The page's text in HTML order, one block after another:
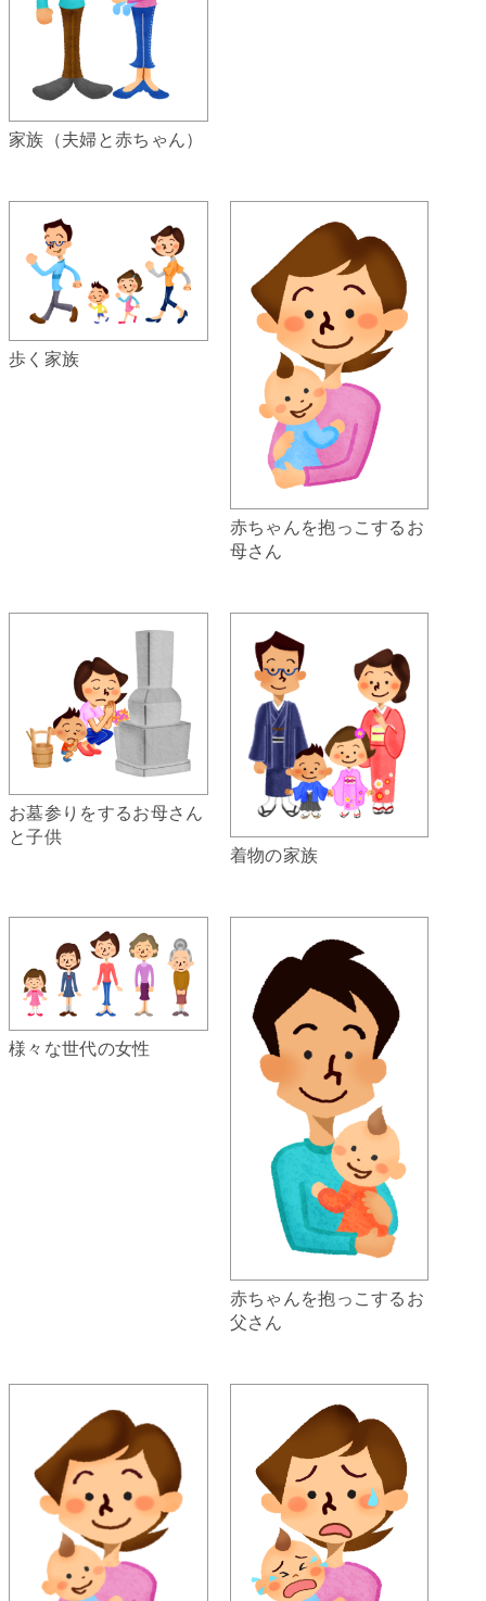
家族（夫婦と赤ちゃん）
歩く家族
赤ちゃんを抱っこするお
母さん
お墓参りをするお母さん
と子供
着物の家族
様々な世代の女性
赤ちゃんを抱っこするお
父さん